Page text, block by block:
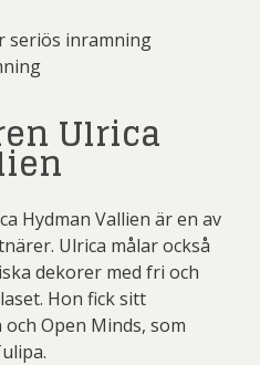
seriös inramning
Ulrica
Hydman Vallien är en av
Ulrica målar också
dekorer med fri och
Hon fick sitt
Open Minds, som